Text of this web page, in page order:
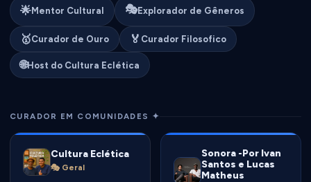
🌟Mentor Cultural 🎭Explorador de Gêneros
🥇Curador de Ouro 🏅 Curador Filosofico
🌐Host do Cultura Eclética
CURADOR EM COMUNIDADES ✦
Cultura Eclética
🎭 Geral
Sonora -Por Ivan
Santos e Lucas
Matheus